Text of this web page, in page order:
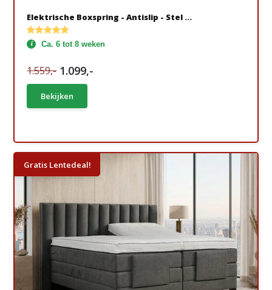
Elektrische Boxspring - Antislip - Stel ...
Ca. 6 tot 8 weken
1.559,- 1.099,-
Bekijken
Gratis Lentedeal!